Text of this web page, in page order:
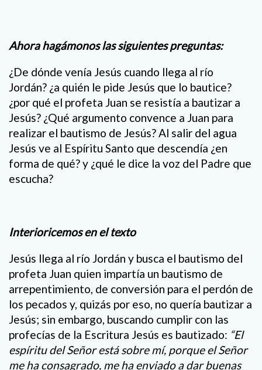
Ahora hagámonos las siguientes preguntas:
¿De dónde venía Jesús cuando llega al río
Jordán? ¿a quién le pide Jesús que lo bautice?
¿por qué el profeta Juan se resistía a bautizar a
Jesús? ¿Qué argumento convence a Juan para
realizar el bautismo de Jesús? Al salir del agua
Jesús ve al Espíritu Santo que descendía ¿en
forma de qué? y ¿qué le dice la voz del Padre que
escucha?
Interioricemos en el texto
Jesús llega al río Jordán y busca el bautismo del
profeta Juan quien impartía un bautismo de
arrepentimiento, de conversión para el perdón de
los pecados y, quizás por eso, no quería bautizar a
Jesús; sin embargo, buscando cumplir con las
profecías de la Escritura Jesús es bautizado: “El
espíritu del Señor está sobre mí, porque el Señor
me ha consagrado, me ha enviado a dar buenas